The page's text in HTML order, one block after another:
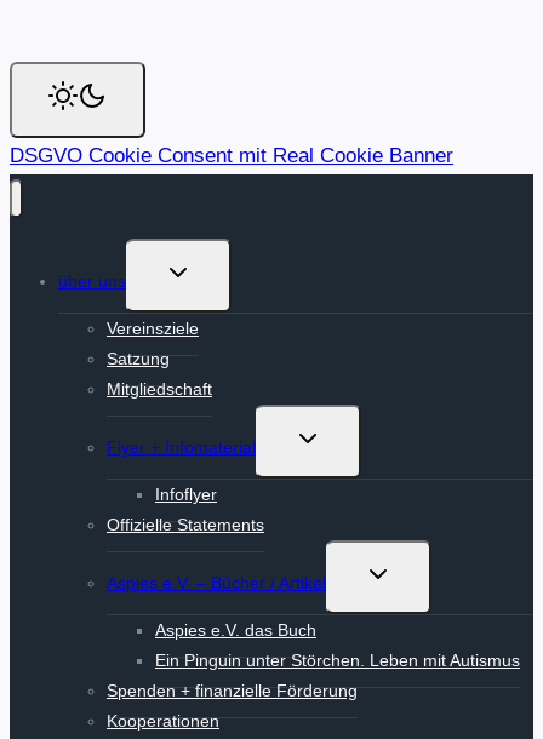
DSGVO Cookie Consent mit Real Cookie Banner
über uns
Untermenü
Vereinsziele
Satzung
Mitgliedschaft
Flyer + Infomaterial
Untermenü
Infoflyer
Offizielle Statements
Aspies e.V. – Bücher / Artikel
Untermenü
Aspies e.V. das Buch
Ein Pinguin unter Störchen. Leben mit Autismus
Spenden + finanzielle Förderung
Kooperationen